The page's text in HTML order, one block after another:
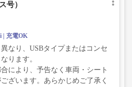
ス号）
充電OK
なり、USBタイプまたはコンセ
ります。
により、予告なく車両・シート
ざいます。あらかじめご了承く